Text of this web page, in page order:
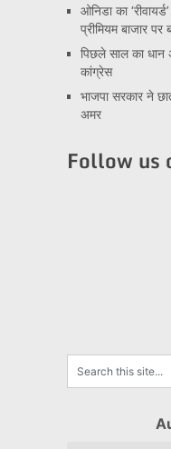
ओनिडा का
प्रीमियम बाजार पर
पिछले साल का
कांग्रेस
भाजपा सरकार ने
अमर
Follow us